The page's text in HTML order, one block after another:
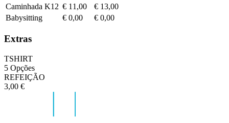
Caminhada K12 € 11,00
€ 13,00
Babysitting
€ 0,00 € 0,00
Extras
TSHIRT
5 Opções
REFEIÇÃO
3,00 €